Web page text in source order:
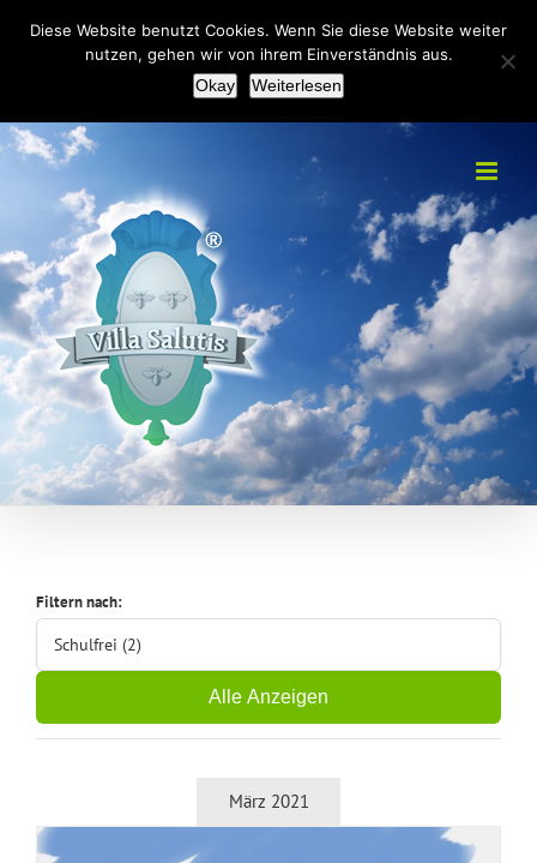
+49(0)2151 451092 info@villa-salutis.de
Facebook
Filtern nach:
Schulfrei (2)
Alle Anzeigen
März 2021
Diese Website benutzt Cookies. Wenn Sie diese Website weiter
nutzen, gehen wir von ihrem Einverständnis aus.
Okay
Weiterlesen